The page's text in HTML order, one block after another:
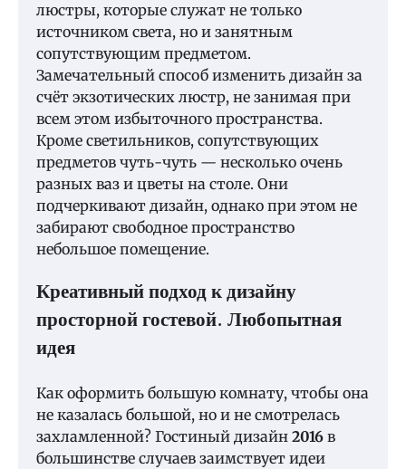
люстры, которые служат не только
источником света, но и занятным
сопутствующим предметом.
Замечательный способ изменить дизайн за
счёт экзотических люстр, не занимая при
всем этом избыточного пространства.
Кроме светильников, сопутствующих
предметов чуть-чуть — несколько очень
разных ваз и цветы на столе. Они
подчеркивают дизайн, однако при этом не
забирают свободное пространство
небольшое помещение.
Креативный подход к дизайну
просторной гостевой. Любопытная
идея
Как оформить большую комнату, чтобы она
не казалась большой, но и не смотрелась
захламленной? Гостиный дизайн 2016 в
большинстве случаев заимствует идеи